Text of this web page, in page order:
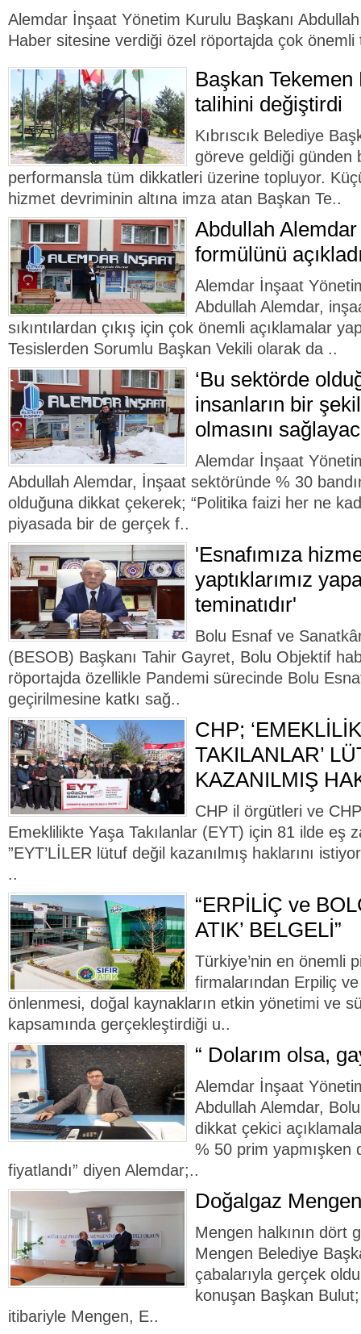
Alemdar İnşaat Yönetim Kurulu Başkanı
Haber sitesine verdiği özel röportajda çok önemli
Başkan Tekemen
talihini değiştirdi
Kıbrıscık Belediye
göreve geldiği günden
performansla tüm dikkatleri üzerine topluyor.
hizmet devriminin altına imza atan Başkan Te..
Abdullah Alemdar
formülünü
Alemdar İnşaat
Abdullah Alemdar,
sıkıntılardan çıkış için çok önemli açıklamalar
Tesislerden Sorumlu Başkan Vekili olarak da ..
‘Bu sektörde
insanların bir
olmasını
Alemdar İnşaat
Abdullah Alemdar, İnşaat sektöründe % 30
olduğuna dikkat çekerek; “Politika faizi her ne
piyasada bir de gerçek f..
'Esnafımıza
yaptıklarımız
teminatıdır'
Bolu Esnaf ve
(BESOB) Başkanı Tahir Gayret, Bolu Objektif
röportajda özellikle Pandemi sürecinde Bolu
geçirilmesine katkı sağ..
CHP;
TAKILANLAR’
KAZANILMIŞ
CHP il örgütleri ve
Emeklilikte Yaşa Takılanlar (EYT) için 81 ilde eş
”EYT’LİLER lütuf değil kazanılmış haklarını
..
“ERPİLİÇ ve
ATIK’ BELGELİ”
Türkiye’nin en önemli
firmalarından Erpiliç
önlenmesi, doğal kaynakların etkin yönetimi ve
kapsamında gerçekleştirdiği u..
“ Dolarım olsa,
Alemdar İnşaat
Abdullah Alemdar,
dikkat çekici
% 50 prim yapmışken
fiyatlandı” diyen Alemdar;..
Doğalgaz
Mengen halkının dört
Mengen Belediye
çabalarıyla gerçek
konuşan Başkan
itibariyle Mengen, E..